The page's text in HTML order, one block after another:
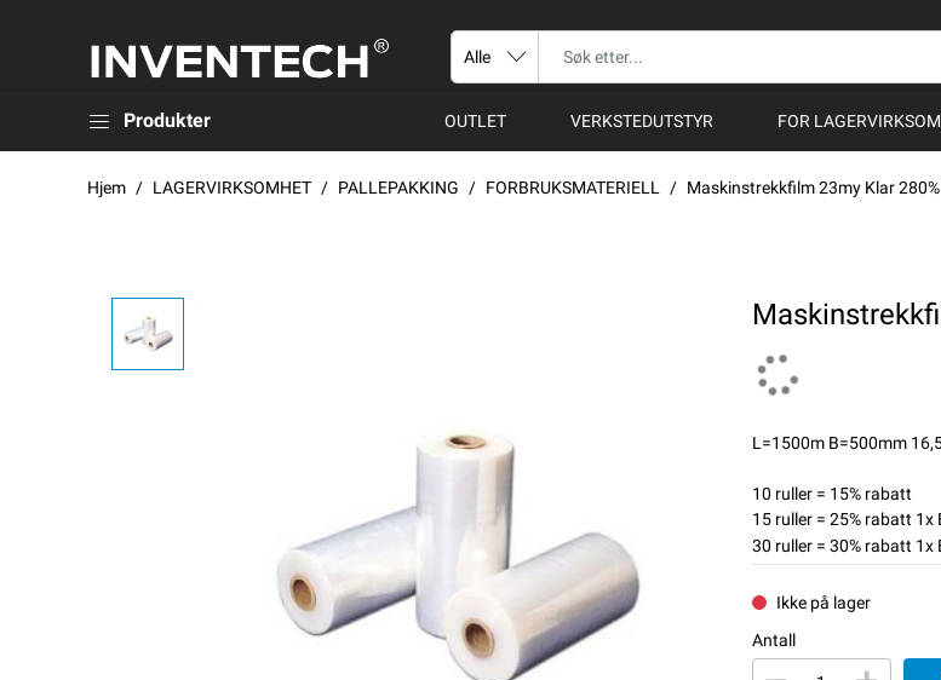
Produkter OUTLET VERKSTEDUTSTYR FOR
Hjem LAGERVIRKSOMHET PALLEPAKKING FORBRUKSMATERIELL Maskinstrekkfilm 23my Klar
L=1500m B=500mm
10 ruller = 15% rabatt
15 ruller = 25% rabatt 1x
30 ruller = 30% rabatt 1x
Ikke på lager
Antall